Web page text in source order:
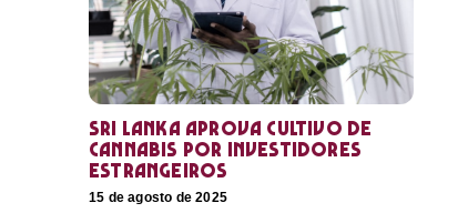
Sri Lanka aprova cultivo de
cannabis por investidores
estrangeiros
15 de agosto de 2025